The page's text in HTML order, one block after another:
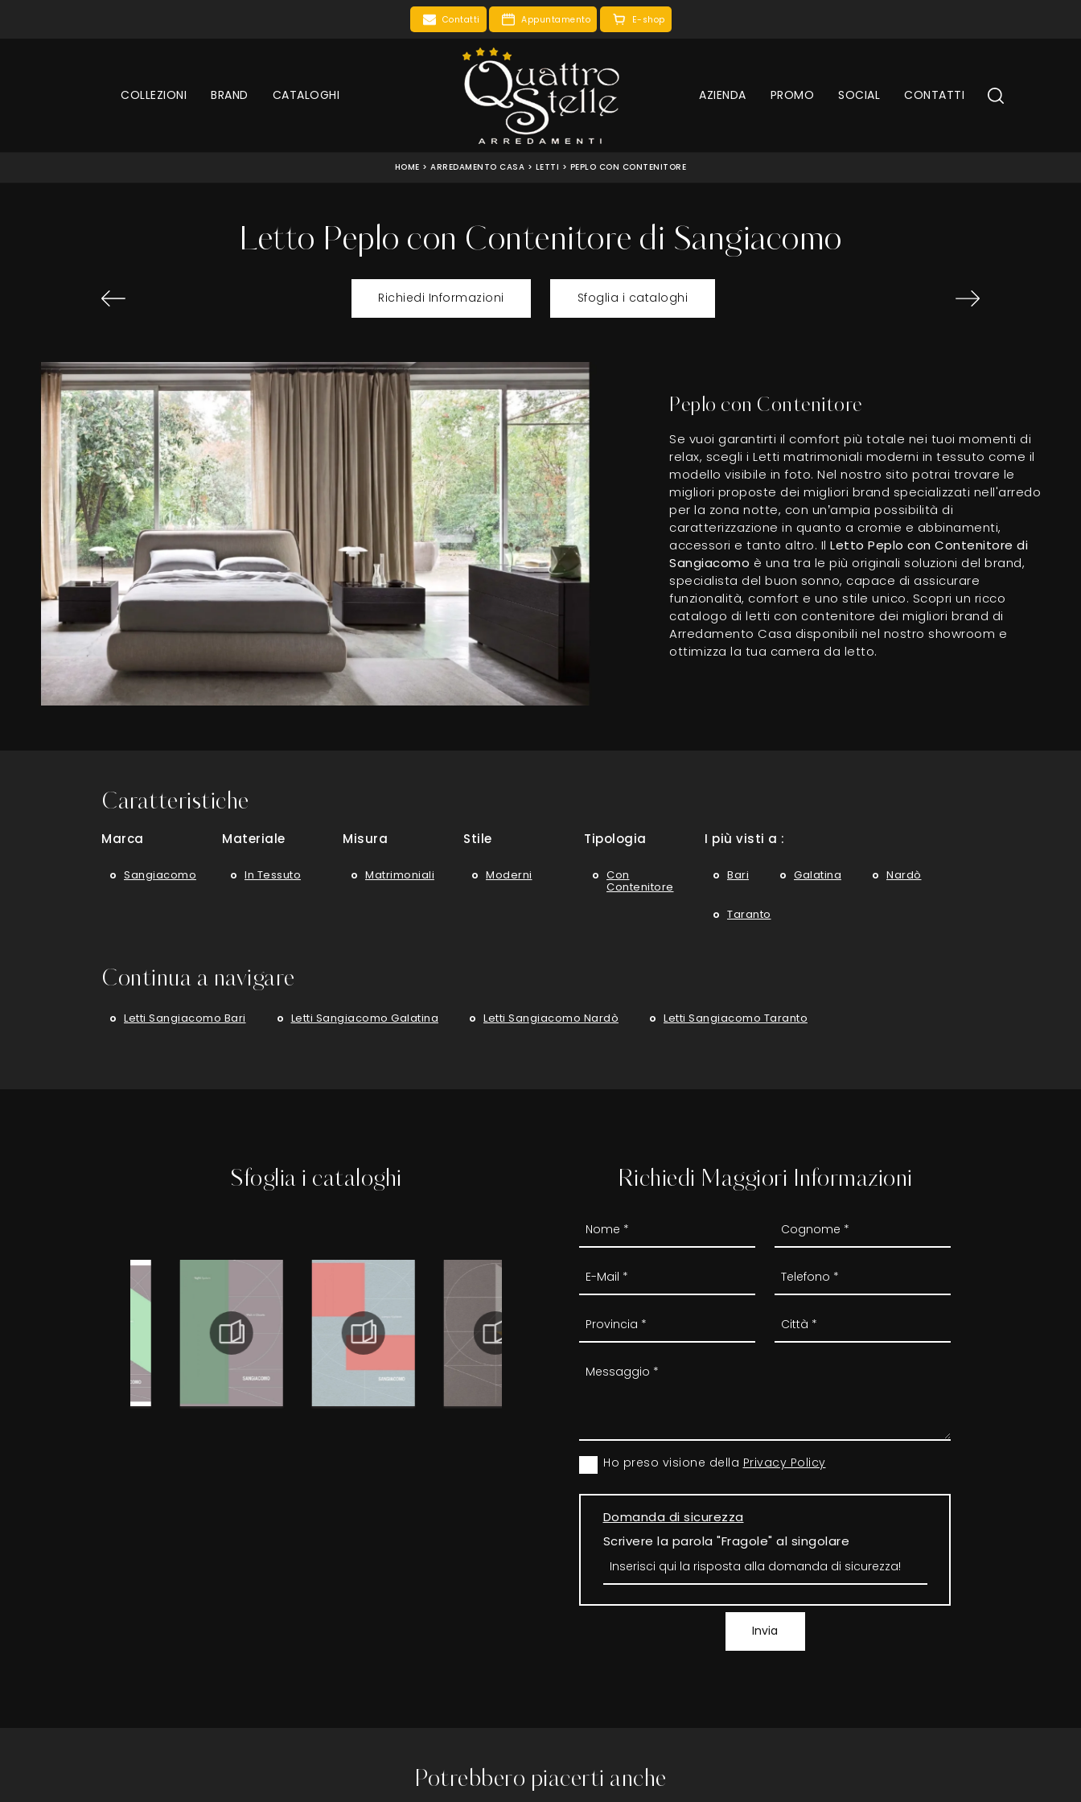
Contatti Appuntamento E-shop
COLLEZIONI BRAND CATALOGHI AZIENDA PROMO SOCIAL CONTATTI
HOME >ARREDAMENTO CASA > LETTI > PEPLO CON CONTENITORE
Letto Peplo con Contenitore di Sangiacomo
Richiedi Informazioni Sfoglia i cataloghi
Peplo con Contenitore
Se vuoi garantirti il comfort più totale nei tuoi momenti di
relax, scegli i Letti matrimoniali moderni in tessuto come il
modello visibile in foto. Nel nostro sito potrai trovare le
migliori proposte dei migliori brand specializzati nell'arredo
per la zona notte, con un’ampia possibilità di
caratterizzazione in quanto a cromie e abbinamenti,
accessori e tanto altro. Il Letto Peplo con Contenitore di
Sangiacomo è una tra le più originali soluzioni del brand,
specialista del buon sonno, capace di assicurare
funzionalità, comfort e uno stile unico. Scopri un ricco
catalogo di letti con contenitore dei migliori brand di
Arredamento Casa disponibili nel nostro showroom e
ottimizza la tua camera da letto.
Caratteristiche
Marca
Sangiacomo
Materiale
In Tessuto
Misura
Matrimoniali
Stile
Moderni
Tipologia
Con
Contenitore
I più visti a :
Bari Galatina Nardò
Taranto
Continua a navigare
Letti Sangiacomo Bari Letti Sangiacomo Galatina Letti Sangiacomo Nardò Letti Sangiacomo Taranto
Sfoglia i cataloghi Richiedi Maggiori Informazioni
Ho preso visione della Privacy Policy
Domanda di sicurezza
Scrivere la parola "Fragole" al singolare
Invia
Potrebbero piacerti anche